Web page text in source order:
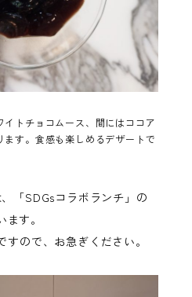
トチョコムース、間にはココア
す。食感も楽しめるデザートで
「SDGsコラボランチ」の
す。
ので、お急ぎください。